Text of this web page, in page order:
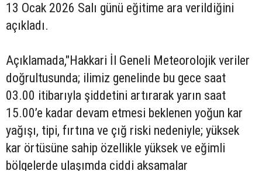
13 Ocak 2026 Salı günü eğitime ara verildiğini
açıkladı.
Açıklamada,"Hakkari İl Geneli Meteorolojik veriler
doğrultusunda; ilimiz genelinde bu gece saat
03.00 itibarıyla şiddetini artırarak yarın saat
15.00’e kadar devam etmesi beklenen yoğun kar
yağışı, tipi, fırtına ve çığ riski nedeniyle; yüksek
kar örtüsüne sahip özellikle yüksek ve eğimli
bölgelerde ulaşımda ciddi aksamalar